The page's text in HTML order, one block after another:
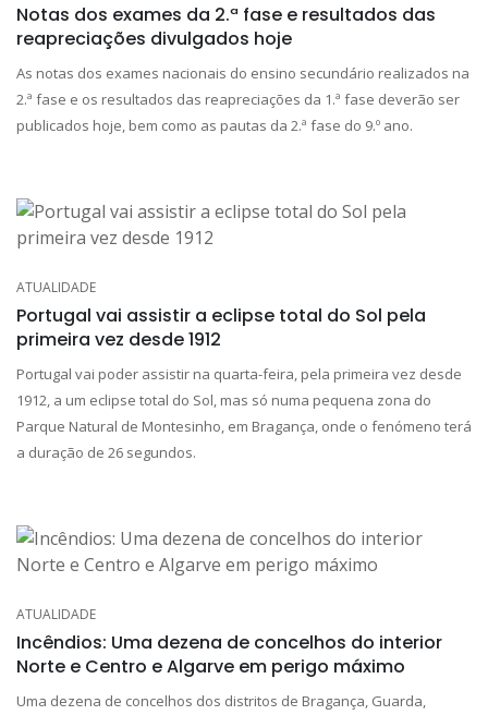
Notas dos exames da 2.ª fase e resultados das
reapreciações divulgados hoje
As notas dos exames nacionais do ensino secundário realizados na
2.ª fase e os resultados das reapreciações da 1.ª fase deverão ser
publicados hoje, bem como as pautas da 2.ª fase do 9.º ano.
ATUALIDADE
Portugal vai assistir a eclipse total do Sol pela
primeira vez desde 1912
Portugal vai poder assistir na quarta-feira, pela primeira vez desde
1912, a um eclipse total do Sol, mas só numa pequena zona do
Parque Natural de Montesinho, em Bragança, onde o fenómeno terá
a duração de 26 segundos.
ATUALIDADE
Incêndios: Uma dezena de concelhos do interior
Norte e Centro e Algarve em perigo máximo
Uma dezena de concelhos dos distritos de Bragança, Guarda,